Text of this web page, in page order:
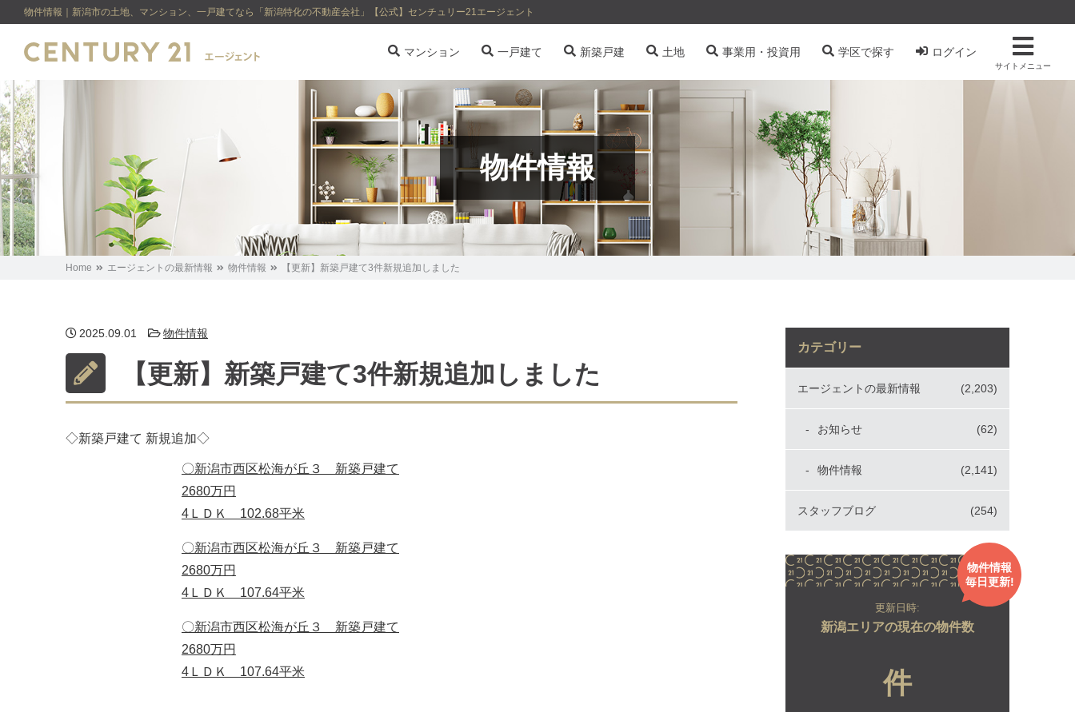
物件情報｜新潟市の土地、マンション、一戸建てなら「新潟特化の不動産会社」【公式】センチュリー21エージェント
マンション 一戸建て 新築戸建 土地 事業用・投資用 学区で探す ログイン
サイトメニュー
物件情報
Home エージェントの最新情報 物件情報 【更新】新築戸建て3件新規追加しました
2025.09.01 物件情報
【更新】新築戸建て3件新規追加しました
◇新築戸建て 新規追加◇
〇新潟市西区松海が丘３ 新築戸建て
2680万円
4ＬＤＫ 102.68平米
〇新潟市西区松海が丘３ 新築戸建て
2680万円
4ＬＤＫ 107.64平米
〇新潟市西区松海が丘３ 新築戸建て
2680万円
4ＬＤＫ 107.64平米
カテゴリー
エージェントの最新情報 (2,203)
お知らせ (62)
物件情報 (2,141)
スタッフブログ (254)
物件情報
毎日更新!
更新日時:
新潟エリアの現在の物件数
件